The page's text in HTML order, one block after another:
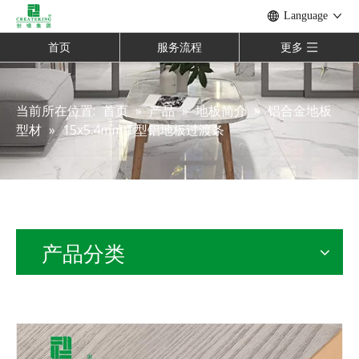
Language
首页 服务流程 更多
当前所在位置: 首页 » 产品 » 地板简介 » 铝合金地板
型材 » 15x5.4mm T型铝地板过渡条
产品分类